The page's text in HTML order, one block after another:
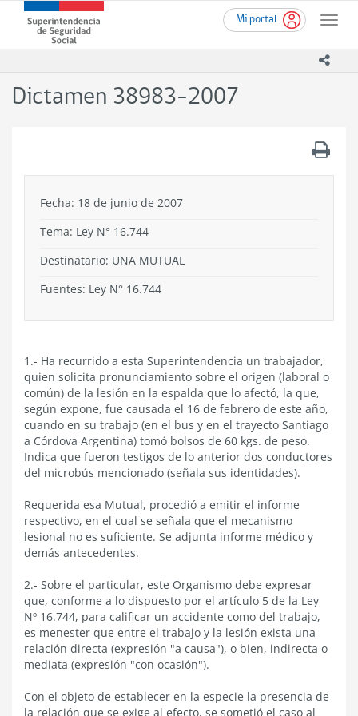
contenido
Mi portal
Toggle
Superintendencia
de
-
Dictamen 38983-2007
Fecha: 18 de junio de 2007
Tema: Ley N° 16.744
Destinatario: UNA MUTUAL
Fuentes: Ley N° 16.744
1.- Ha recurrido a esta Superintendencia un trabajador,
quien solicita pronunciamiento sobre el origen (laboral o
común) de la lesión en la espalda que lo afectó, la que,
según expone, fue causada el 16 de febrero de este año,
cuando en su trabajo (en el bus y en el trayecto Santiago
a Córdova Argentina) tomó bolsos de 60 kgs. de peso.
Indica que fueron testigos de lo anterior dos conductores
del microbús mencionado (señala sus identidades).
Requerida esa Mutual, procedió a emitir el informe
respectivo, en el cual se señala que el mecanismo
lesional no es suficiente. Se adjunta informe médico y
demás antecedentes.
2.- Sobre el particular, este Organismo debe expresar
que, conforme a lo dispuesto por el artículo 5 de la Ley
Nº 16.744, para calificar un accidente como del trabajo,
es menester que entre el trabajo y la lesión exista una
relación directa (expresión "a causa"), o bien, indirecta o
mediata (expresión "con ocasión").
Con el objeto de establecer en la especie la presencia de
la relación que se exige al efecto, se sometió el caso al